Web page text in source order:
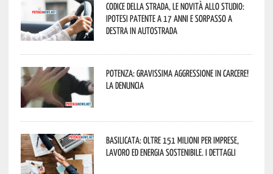
Codice della strada, le novità allo studio:
ipotesi patente a 17 anni e sorpasso a
destra in autostrada
Potenza: gravissima aggressione in Carcere!
La denuncia
Basilicata: oltre 151 milioni per imprese,
lavoro ed energia sostenibile. I dettagli